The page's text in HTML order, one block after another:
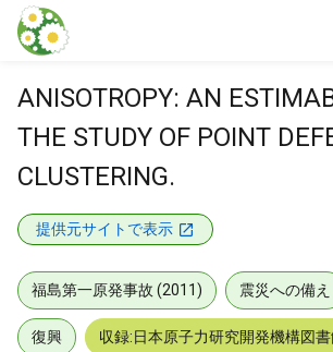
本文に飛ぶ
ANISOTROPY: AN
THE STUDY OF POINT
CLUSTERING.
提供元サイトで表示
福島第一原発事故 (2011) 震災への備え
復興 収録:日本原子力研究開発機構図